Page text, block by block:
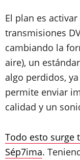
El plan es
transmisiones
cambiando la
aire), un
algo perdidos,
permite enviar
calidad y un
Todo esto surge
Sép7ima.